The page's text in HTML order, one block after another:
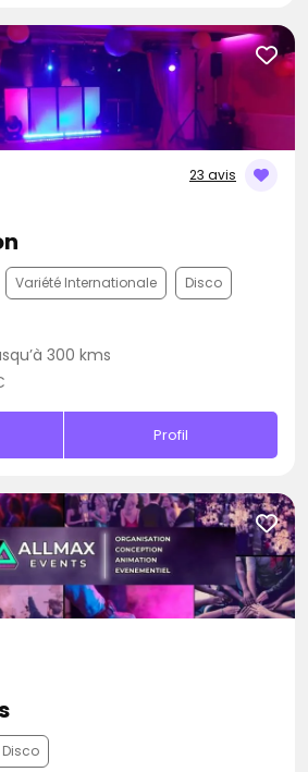
23 avis
Variété Internationale Disco
300 kms
Profil
Disco